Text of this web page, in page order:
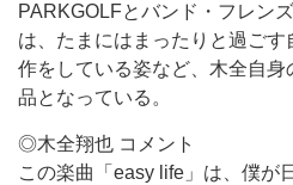
PARKGOLFとバンド・フレン
は、たまにはまったりと過ごす
作をしている姿など、木全自身
品となっている。
◎木全翔也 コメント
この楽曲「easy life」は、僕が